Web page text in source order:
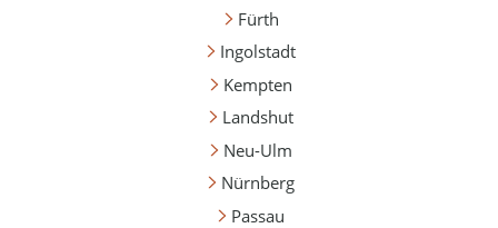
Fürth
Ingolstadt
Kempten
Landshut
Neu-Ulm
Nürnberg
Passau